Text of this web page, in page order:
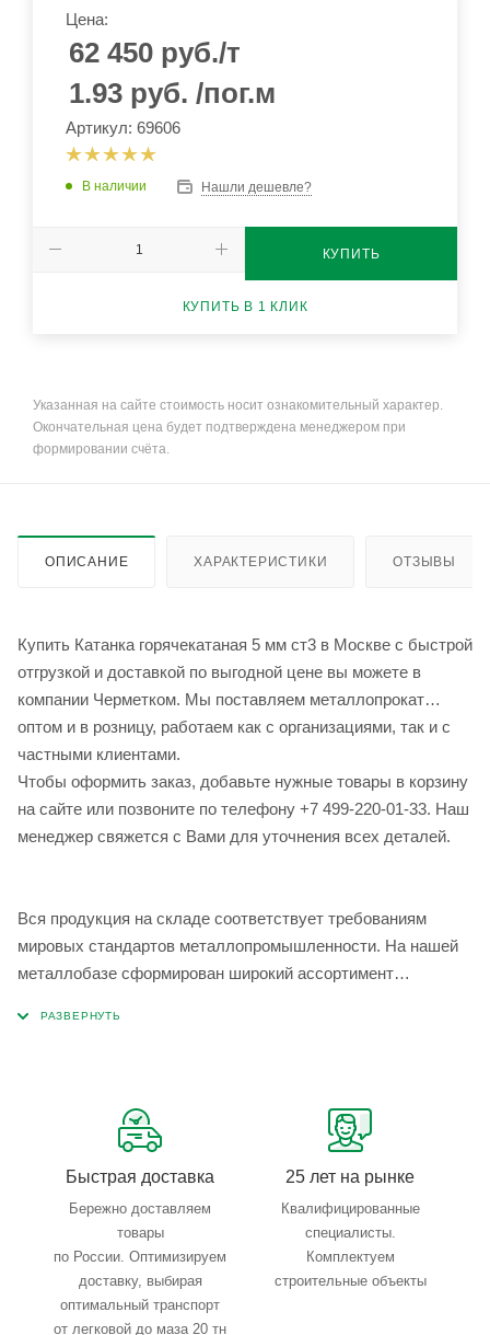
Цена:
62 450 руб./т
1.93 руб. /пог.м
Артикул: 69606
В наличии Нашли дешевле?
КУПИТЬ
КУПИТЬ В 1 КЛИК
Указанная на сайте стоимость носит ознакомительный характер.
Окончательная цена будет подтверждена менеджером при
формировании счёта.
ОПИСАНИЕ ХАРАКТЕРИСТИКИ ОТЗЫВЫ
Купить Катанка горячекатаная 5 мм ст3 в Москве с быстрой
отгрузкой и доставкой по выгодной цене вы можете в
компании Черметком. Мы поставляем металлопрокат
оптом и в розницу, работаем как с организациями, так и с
частными клиентами.
Чтобы оформить заказ, добавьте нужные товары в корзину
на сайте или позвоните по телефону +7 499-220-01-33. Наш
менеджер свяжется с Вами для уточнения всех деталей.
Вся продукция на складе соответствует требованиям
мировых стандартов металлопромышленности. На нашей
металлобазе сформирован широкий ассортимент
Быстрая доставка
Бережно доставляем
товары
по России. Оптимизируем
доставку, выбирая
оптимальный транспорт
от легковой до маза 20 тн
25 лет на рынке
Квалифицированные
специалисты.
Комплектуем
строительные объекты